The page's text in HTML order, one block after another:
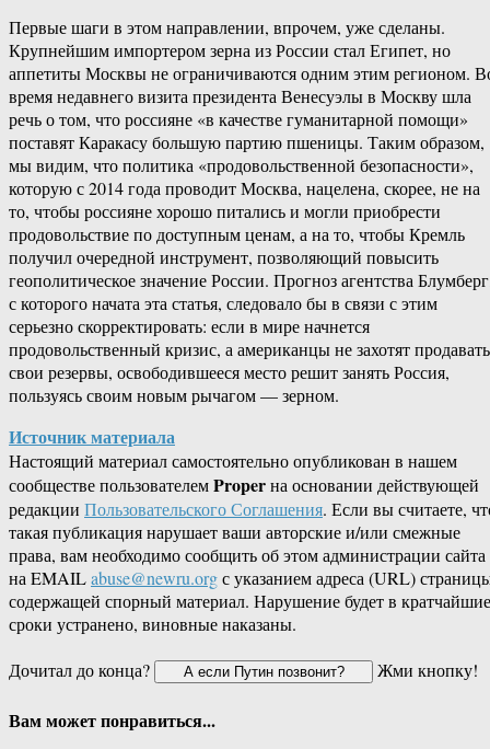
Первые шаги в этом направлении, впрочем, уже сделаны.
Крупнейшим импортером зерна из России стал Египет, но
аппетиты Москвы не ограничиваются одним этим регионом.
время недавнего визита президента Венесуэлы в Москву шла
речь о том, что россияне «в качестве гуманитарной помощи»
поставят Каракасу большую партию пшеницы. Таким образом,
мы видим, что политика «продовольственной безопасности»,
которую с 2014 года проводит Москва, нацелена, скорее, не на
то, чтобы россияне хорошо питались и могли приобрести
продовольствие по доступным ценам, а на то, чтобы Кремль
получил очередной инструмент, позволяющий повысить
геополитическое значение России. Прогноз агентства
с которого начата эта статья, следовало бы в связи с этим
серьезно скорректировать: если в мире начнется
продовольственный кризис, а американцы не захотят продавать
свои резервы, освободившееся место решит занять Россия,
пользуясь своим новым рычагом — зерном.
Источник материала
Настоящий материал самостоятельно опубликован в нашем
сообществе пользователемProperна основании действующей
редакции Пользовательского Соглашения. Если вы считаете,
такая публикация нарушает ваши авторские и/или смежные
права, вам необходимо сообщить об этом администрации сайта
на EMAILabuse@newru.orgс указанием адреса (URL)
содержащей спорный материал. Нарушение будет в кратчайшие
сроки устранено, виновные наказаны.
Дочитал до конца?
Жми кнопку!
Вам может понравиться...